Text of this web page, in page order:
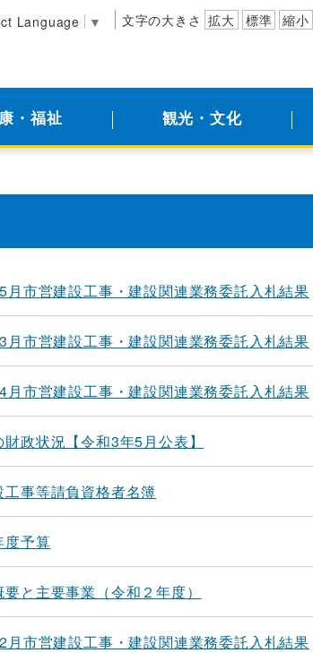
Language ▼ 文字の大きさ 拡大 標準 縮小
・福祉 観光・文化
月市営建設工事・建設関連業務委託入札結果
月市営建設工事・建設関連業務委託入札結果
月市営建設工事・建設関連業務委託入札結果
政状況【令和3年5月公表】
工事等請負資格者名簿
度予算
と主要事業（令和２年度）
月市営建設工事・建設関連業務委託入札結果